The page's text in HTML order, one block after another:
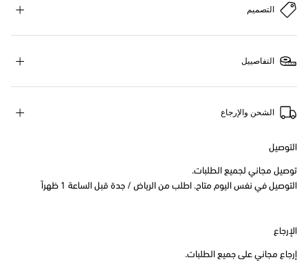
التصميم
التفاصييل
الشحن والإرجاع
التوصيل
توصيل مجاني لجميع الطلبات.
التوصيل في نفس اليوم متاح. اطلب من الرياض / جدة قبل الساعة 1 ظهراً
الإرجاع
إرجاع مجاني على جميع الطلبات.